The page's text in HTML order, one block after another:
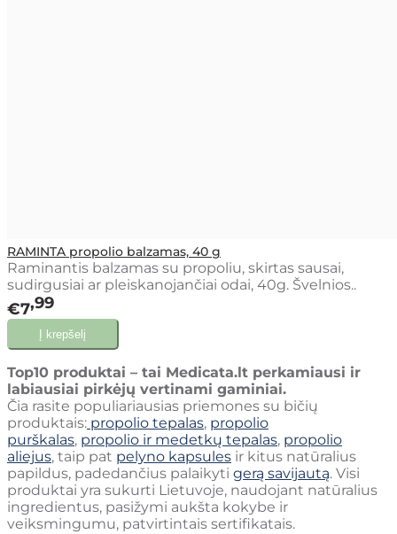
RAMINTA propolio balzamas, 40 g
Raminantis balzamas su propoliu, skirtas sausai,
sudirgusiai ar pleiskanojančiai odai, 40g. Švelnios..
€7 99
Top10 produktai – tai Medicata.lt perkamiausi ir
labiausiai pirkėjų vertinami gaminiai.
Čia rasite populiariausias priemones su bičių
produktais: propolio tepalas, propolio
purškalas, propolio ir medetkų tepalas, propolio
aliejus, taip pat pelyno kapsules ir kitus natūralius
papildus, padedančius palaikyti gerą savijautą. Visi
produktai yra sukurti Lietuvoje, naudojant natūralius
ingredientus, pasižymi aukšta kokybe ir
veiksmingumu, patvirtintais sertifikatais.